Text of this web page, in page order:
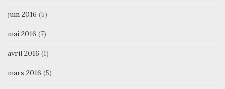
juin 2016 (5)
mai 2016 (7)
avril 2016 (1)
mars 2016 (5)